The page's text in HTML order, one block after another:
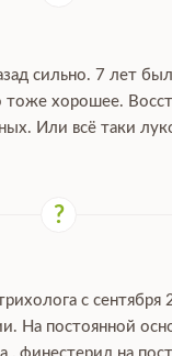
сильно. 7 лет
хорошее.
Или всё таки
с
На постоянной